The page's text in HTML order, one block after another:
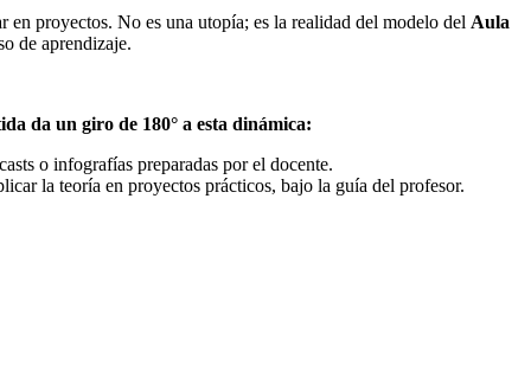
proyectos. No es una utopía; es la realidad del modelo del Aula
de aprendizaje.
da un giro de 180° a esta dinámica:
o infografías preparadas por el docente.
la teoría en proyectos prácticos, bajo la guía del profesor.